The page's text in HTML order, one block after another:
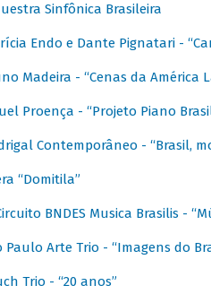
Sinfônica Brasileira
Endo e Dante Pignatari -
Madeira - “Cenas da América
Proença - “Projeto Piano
Contemporâneo - “Brasil,
“Domitila”
BNDES Musica Brasilis -
Paulo Arte Trio - “Imagens do
Trio - “20 anos”